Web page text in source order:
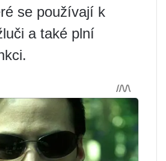
se používají k
a také plní